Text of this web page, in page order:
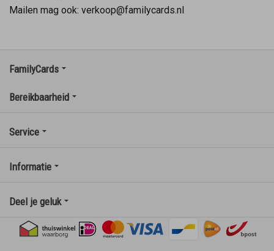
Mailen mag ook: verkoop@familycards.nl
FamilyCards
Bereikbaarheid
Service
Informatie
Deel je geluk